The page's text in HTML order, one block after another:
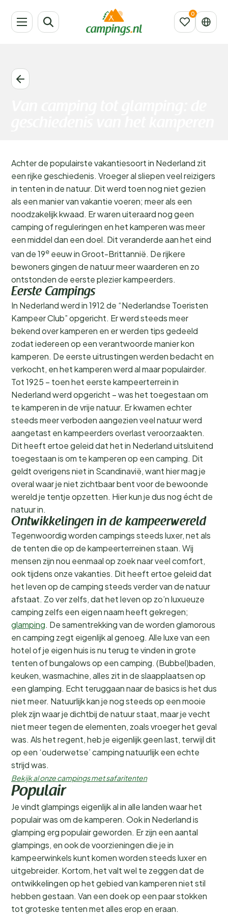
Achter de populairste vakantiesoort in Nederland zit
een rijke geschiedenis. Vroeger al sliepen veel reizigers
in tenten in de natuur. Dit werd toen nog niet gezien
als een manier van vakantie voeren; meer als een
noodzakelijk kwaad. Er waren uiteraard nog geen
camping of reguleringen en het kamperen was meer
een middel dan een doel. Dit veranderde aan het eind
van de 19e eeuw in Groot-Brittannië. De rijkere
bewoners gingen de natuur meer waarderen en zo
ontstonden de eerste plezier kampeerders.
Eerste Campings
In Nederland werd in 1912 de “Nederlandse Toeristen
Kampeer Club” opgericht. Er werd steeds meer
bekend over kamperen en er werden tips gedeeld
zodat iedereen op een verantwoorde manier kon
kamperen. De eerste uitrustingen werden bedacht en
verkocht, en het kamperen werd al maar populairder.
Tot 1925 – toen het eerste kampeerterrein in
Nederland werd opgericht – was het toegestaan om
te kamperen in de vrije natuur. Er kwamen echter
steeds meer verboden aangezien veel natuur werd
aangetast en kampeerders overlast veroorzaakten.
Dit heeft ertoe geleid dat het in Nederland uitsluitend
toegestaan is om te kamperen op een camping. Dit
geldt overigens niet in Scandinavië, want hier mag je
overal waar je niet zichtbaar bent voor de bewoonde
wereld je tentje opzetten. Hier kun je dus nog écht de
natuur in.
Ontwikkelingen in de kampeerwereld
Tegenwoordig worden campings steeds luxer, net als
de tenten die op de kampeerterreinen staan. Wij
mensen zijn nou eenmaal op zoek naar veel comfort,
ook tijdens onze vakanties. Dit heeft ertoe geleid dat
het leven op de camping steeds verder van de natuur
afstaat. Zo ver zelfs, dat het leven op zo’n luxueuze
camping zelfs een eigen naam heeft gekregen;
glamping. De samentrekking van de worden glamorous
en camping zegt eigenlijk al genoeg. Alle luxe van een
hotel of je eigen huis is nu terug te vinden in grote
tenten of bungalows op een camping. (Bubbel)baden,
keuken, wasmachine, alles zit in de slaapplaatsen op
een glamping. Echt teruggaan naar de basics is het dus
niet meer. Natuurlijk kan je nog steeds op een mooie
plek zijn waar je dichtbij de natuur staat, maar je vecht
niet meer tegen de elementen, zoals vroeger het geval
was. Als het regent, heb je eigenlijk geen last, terwijl dit
op een ‘ouderwetse’ camping natuurlijk een echte
strijd was.
Bekijk al onze campings met safaritenten
Populair
Je vindt glampings eigenlijk al in alle landen waar het
populair was om de kamperen. Ook in Nederland is
glamping erg populair geworden. Er zijn een aantal
glampings, en ook de voorzieningen die je in
kampeerwinkels kunt komen worden steeds luxer en
uitgebreider. Kortom, het valt wel te zeggen dat de
ontwikkelingen op het gebied van kamperen niet stil
hebben gestaan. Van een doek op een paar stokken
tot groteske tenten met alles erop en eraan.